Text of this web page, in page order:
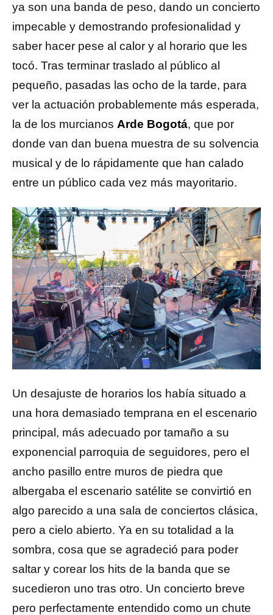
ya son una banda de peso, dando un concierto
impecable y demostrando profesionalidad y
saber hacer pese al calor y al horario que les
tocó. Tras terminar traslado al público al
pequeño, pasadas las ocho de la tarde, para
ver la actuación probablemente más esperada,
la de los murcianos Arde Bogotá, que por
donde van dan buena muestra de su solvencia
musical y de lo rápidamente que han calado
entre un público cada vez más mayoritario.
Un desajuste de horarios los había situado a
una hora demasiado temprana en el escenario
principal, más adecuado por tamaño a su
exponencial parroquia de seguidores, pero el
ancho pasillo entre muros de piedra que
albergaba el escenario satélite se convirtió en
algo parecido a una sala de conciertos clásica,
pero a cielo abierto. Ya en su totalidad a la
sombra, cosa que se agradeció para poder
saltar y corear los hits de la banda que se
sucedieron uno tras otro. Un concierto breve
pero perfectamente entendido como un chute